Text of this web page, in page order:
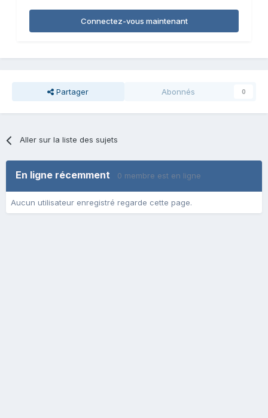
Connectez-vous maintenant
Partager Abonnés 0
Aller sur la liste des sujets
En ligne récemment 0 membre est en ligne
Aucun utilisateur enregistré regarde cette page.